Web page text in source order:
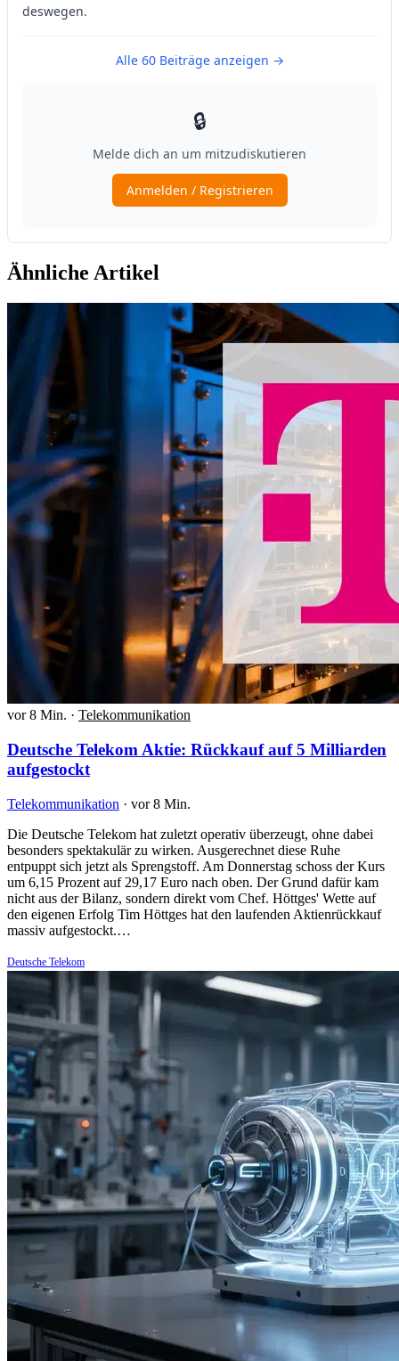
Ähnliche Artikel
vor 8 Min. · Telekommunikation
Deutsche Telekom Aktie: Rückkauf auf 5 Milliarden
aufgestockt
Telekommunikation · vor 8 Min.
Die Deutsche Telekom hat zuletzt operativ überzeugt, ohne dabei
besonders spektakulär zu wirken. Ausgerechnet diese Ruhe
entpuppt sich jetzt als Sprengstoff. Am Donnerstag schoss der Kurs
um 6,15 Prozent auf 29,17 Euro nach oben. Der Grund dafür kam
nicht aus der Bilanz, sondern direkt vom Chef. Höttges' Wette auf
den eigenen Erfolg Tim Höttges hat den laufenden Aktienrückkauf
massiv aufgestockt.…
Deutsche Telekom